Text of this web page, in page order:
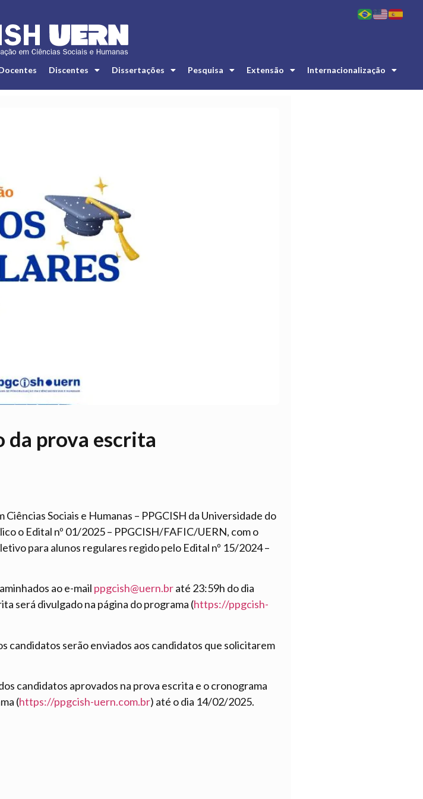
Discentes Dissertações Pesquisa Extensão Internacionalização
da prova escrita
Sociais e Humanas – PPGCISH da Universidade do
o Edital nº 01/2025 – PPGCISH/FAFIC/UERN, com o
para alunos regulares regido pelo Edital nº 15/2024 –
ao e-mail ppgcish@uern.braté 23:59h do dia
será divulgado na página do programa (https://ppgcish-
candidatos serão enviados aos candidatos que solicitarem
candidatos aprovados na prova escrita e o cronograma
(https://ppgcish-uern.com.br) até o dia 14/02/2025.